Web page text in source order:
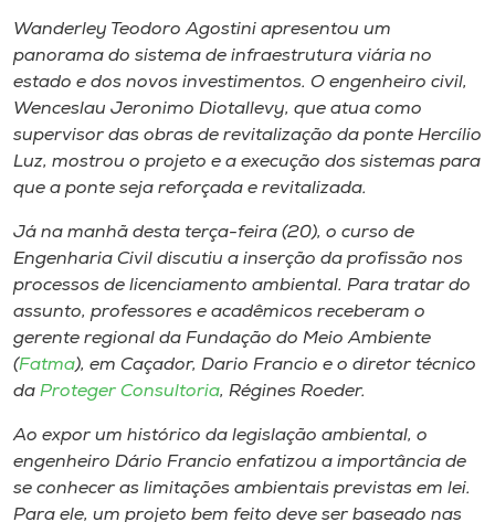
Wanderley Teodoro Agostini apresentou um
panorama do sistema de infraestrutura viária no
estado e dos novos investimentos. O engenheiro civil,
Wenceslau Jeronimo Diotallevy, que atua como
supervisor das obras de revitalização da ponte Hercílio
Luz, mostrou o projeto e a execução dos sistemas para
que a ponte seja reforçada e revitalizada.
Já na manhã desta terça-feira (20), o curso de
Engenharia Civil discutiu a inserção da profissão nos
processos de licenciamento ambiental. Para tratar do
assunto, professores e acadêmicos receberam o
gerente regional da Fundação do Meio Ambiente
(Fatma), em Caçador, Dario Francio e o diretor técnico
da Proteger Consultoria, Régines Roeder.
Ao expor um histórico da legislação ambiental, o
engenheiro Dário Francio enfatizou a importância de
se conhecer as limitações ambientais previstas em lei.
Para ele, um projeto bem feito deve ser baseado nas